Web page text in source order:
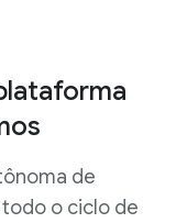
de
o ciclo de